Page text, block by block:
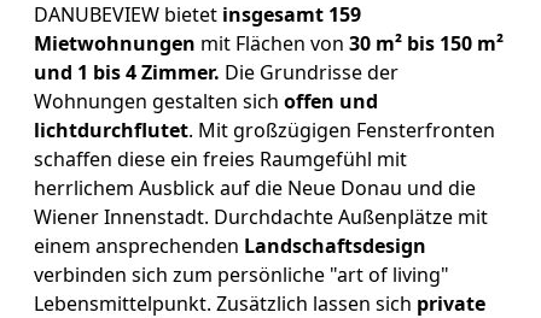
DANUBEVIEW bietet insgesamt 159
Mietwohnungen mit Flächen von 30 m² bis 150 m²
und 1 bis 4 Zimmer. Die Grundrisse der
Wohnungen gestalten sich offen und
lichtdurchflutet. Mit großzügigen Fensterfronten
schaffen diese ein freies Raumgefühl mit
herrlichem Ausblick auf die Neue Donau und die
Wiener Innenstadt. Durchdachte Außenplätze mit
einem ansprechenden Landschaftsdesign
verbinden sich zum persönliche "art of living"
Lebensmittelpunkt. Zusätzlich lassen sich private